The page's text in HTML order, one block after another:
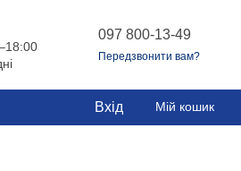
097 800-13-49
Передзвонити вам?
Вхід Мій кошик